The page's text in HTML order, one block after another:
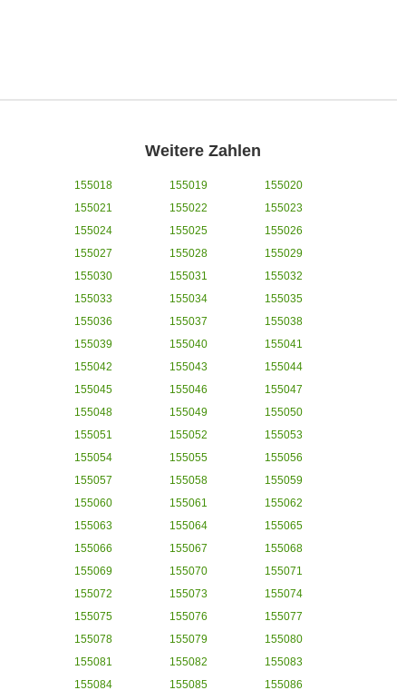
Weitere Zahlen
155018 155019
155020
155021
155022
155023
155024
155025
155026
155027
155028
155029
155030
155031
155032
155033
155034
155035
155036
155037
155038
155039
155040
155041
155042
155043
155044
155045
155046
155047
155048
155049
155050
155051
155052
155053
155054
155055
155056
155057
155058
155059
155060
155061
155062
155063
155064
155065
155066
155067
155068
155069
155070
155071
155072
155073
155074
155075
155076
155077
155078
155079
155080
155081
155082
155083
155084
155085
155086